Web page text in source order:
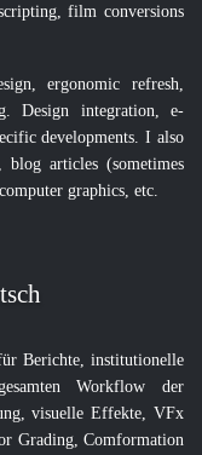
film conversions
ergonomic refresh,
Design integration, e-
developments. I also
blog articles (sometimes
graphics, etc.
Berichte, institutionelle
Workflow der
visuelle Effekte, VFx
Grading, Comformation